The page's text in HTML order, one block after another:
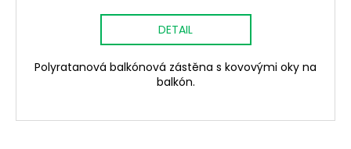
DETAIL
Polyratanová balkónová zástěna s kovovými oky na
balkón.